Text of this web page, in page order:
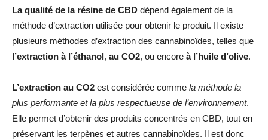
La qualité de la résine de CBD dépend également de la
méthode d’extraction utilisée pour obtenir le produit. Il existe
plusieurs méthodes d’extraction des cannabinoïdes, telles que
l’extraction à l’éthanol, au CO2, ou encore à l’huile d’olive.
L’extraction au CO2 est considérée comme la méthode la
plus performante et la plus respectueuse de l’environnement.
Elle permet d’obtenir des produits concentrés en CBD, tout en
préservant les terpènes et autres cannabinoïdes. Il est donc